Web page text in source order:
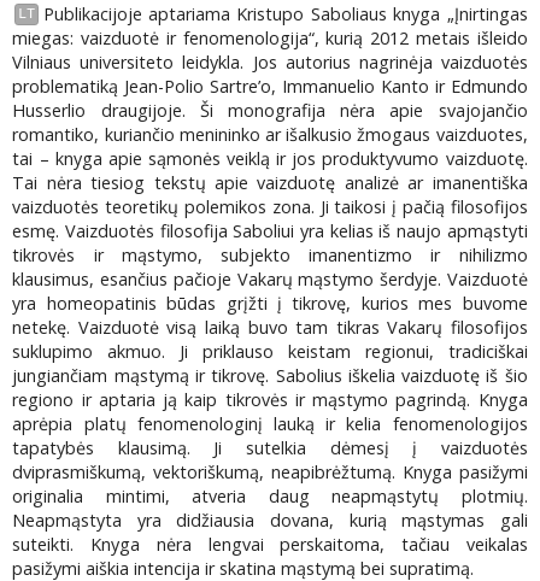
LT
Publikacijoje aptariama Kristupo Saboliaus knyga „Įnirtingas
miegas: vaizduotė ir fenomenologija“, kurią 2012 metais išleido
Vilniaus universiteto leidykla. Jos autorius nagrinėja vaizduotės
problematiką Jean-Polio Sartre’o, Immanuelio Kanto ir Edmundo
Husserlio draugijoje. Ši monografija nėra apie svajojančio
romantiko, kuriančio menininko ar išalkusio žmogaus vaizduotes,
tai – knyga apie sąmonės veiklą ir jos produktyvumo vaizduotę.
Tai nėra tiesiog tekstų apie vaizduotę analizė ar imanentiška
vaizduotės teoretikų polemikos zona. Ji taikosi į pačią filosofijos
esmę. Vaizduotės filosofija Saboliui yra kelias iš naujo apmąstyti
tikrovės ir mąstymo, subjekto imanentizmo ir nihilizmo
klausimus, esančius pačioje Vakarų mąstymo šerdyje. Vaizduotė
yra homeopatinis būdas grįžti į tikrovę, kurios mes buvome
netekę. Vaizduotė visą laiką buvo tam tikras Vakarų filosofijos
suklupimo akmuo. Ji priklauso keistam regionui, tradiciškai
jungiančiam mąstymą ir tikrovę. Sabolius iškelia vaizduotę iš šio
regiono ir aptaria ją kaip tikrovės ir mąstymo pagrindą. Knyga
aprėpia platų fenomenologinį lauką ir kelia fenomenologijos
tapatybės klausimą. Ji sutelkia dėmesį į vaizduotės
dviprasmiškumą, vektoriškumą, neapibrėžtumą. Knyga pasižymi
originalia mintimi, atveria daug neapmąstytų plotmių.
Neapmąstyta yra didžiausia dovana, kurią mąstymas gali
suteikti. Knyga nėra lengvai perskaitoma, tačiau veikalas
pasižymi aiškia intencija ir skatina mąstymą bei supratimą.